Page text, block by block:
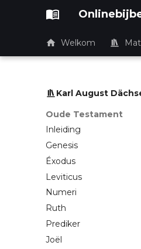
Welkom
Karl August
Oude Testament
Inleiding
Genesis
Éxodus
Leviticus
Numeri
Ruth
Prediker
Joël